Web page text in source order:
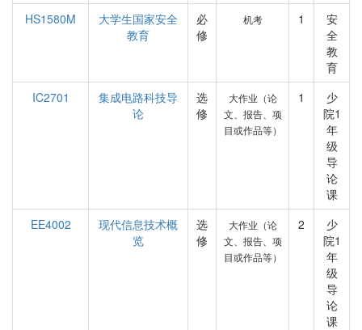
HS1580M
大学生国家安全
教育
必
修
机考 1
安
全
教
育
IC2701
集成电路科技导
论
选
修
大作业（论
文、报告、项
目或作品等）
1
少
院1
年
级
导
论
课
EE4002
现代信息技术概
览
选
修
大作业（论
文、报告、项
目或作品等）
2
少
院1
年
级
导
论
课